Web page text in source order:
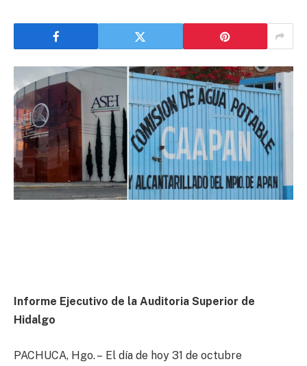
Informe Ejecutivo de la Auditoria Superior de
Hidalgo
PACHUCA, Hgo. – El día de hoy 31 de octubre